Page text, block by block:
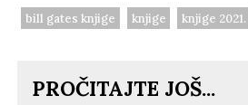
bill gates knjige knjige knjige 2021.
PROČITAJTE JOŠ...